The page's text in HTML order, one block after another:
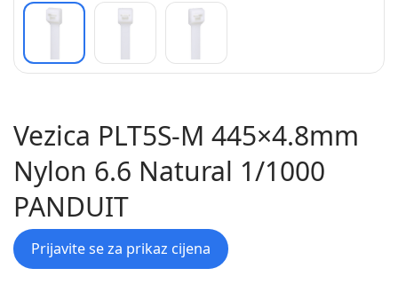
Vezica PLT5S-M 445×4.8mm
Nylon 6.6 Natural 1/1000
PANDUIT
Prijavite se za prikaz cijena